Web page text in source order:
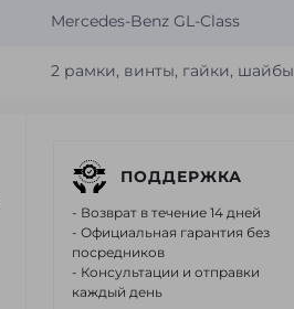
Mercedes-Benz GL-Class
2 рамки, винты, гайки, шайбы
ПОДДЕРЖКА
- Возврат в течение 14 дней
- Официальная гарантия без
посредников
- Консультации и отправки
каждый день